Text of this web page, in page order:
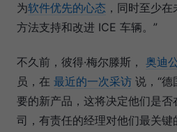
为软件优先的心态 ，同时至少
方法支持和改进 ICE 车辆。”
不久前，彼得·梅尔滕斯， 奥迪
员，在 最近的一次采访 说，“
要的新产品，这将决定他们是
司，有责任的经理对他们最关